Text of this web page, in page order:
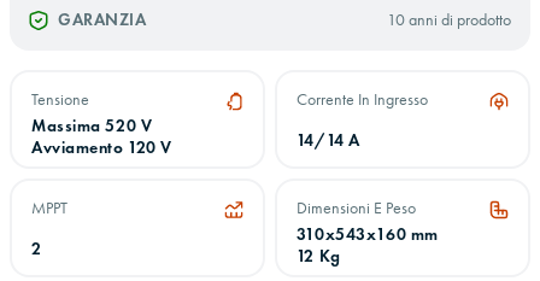
GARANZIA 10 anni di prodotto
Tensione
Massima 520 V
Avviamento 120 V
Corrente In Ingresso
14/14 A
MPPT
2
Dimensioni E Peso
310x543x160 mm
12 Kg